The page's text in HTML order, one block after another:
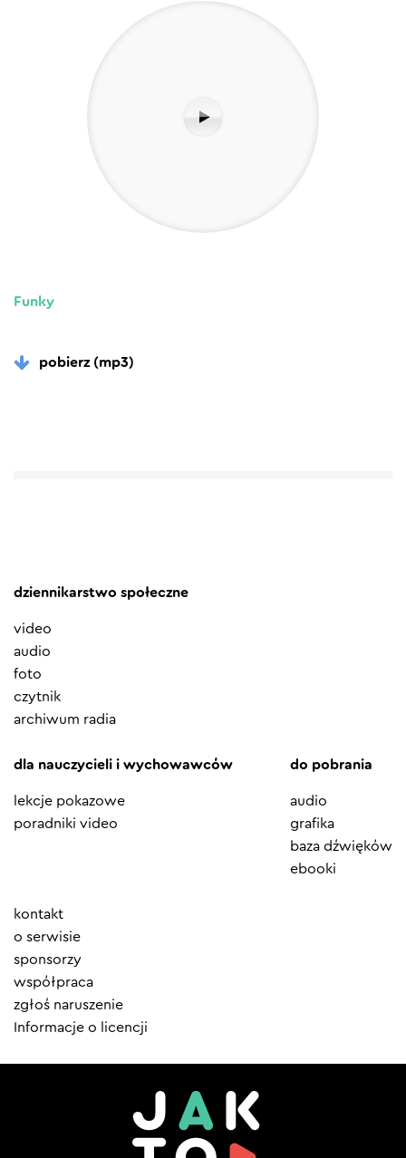
Funky
pobierz (mp3)
dziennikarstwo społeczne
video
audio
foto
czytnik
archiwum radia
dla nauczycieli i wychowawców
lekcje pokazowe
poradniki video
do pobrania
audio
grafika
baza dźwięków
ebooki
Element
menu
kontakt
o serwisie
sponsorzy
współpraca
zgłoś naruszenie
Informacje o licencji